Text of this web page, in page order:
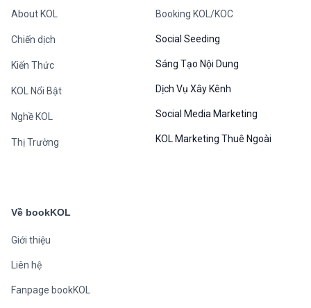
About KOL
Chiến dịch
Kiến Thức
KOL Nổi Bật
Nghề KOL
Thị Trường
Booking KOL/KOC
Social Seeding
Sáng Tạo Nội Dung
Dịch Vụ Xây Kênh
Social Media Marketing
KOL Marketing Thuê Ngoài
Về bookKOL
Giới thiệu
Liên hệ
Fanpage bookKOL